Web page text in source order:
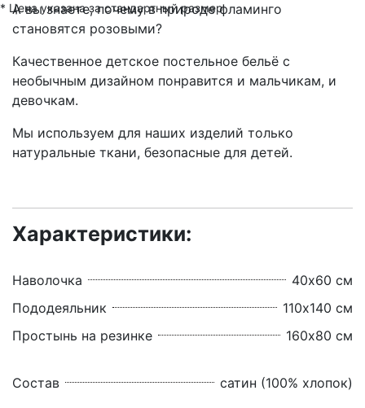
* Цена указана за стандартный размер
А вы знаете, почему в природе фламинго
становятся розовыми?
Качественное детское постельное бельё с
необычным дизайном понравится и мальчикам, и
девочкам.
Мы используем для наших изделий только
натуральные ткани, безопасные для детей.
Характеристики:
Наволочка
40х60 см
Пододеяльник
110х140 см
Простынь на резинке
160х80 см
Состав сатин (100% хлопок)